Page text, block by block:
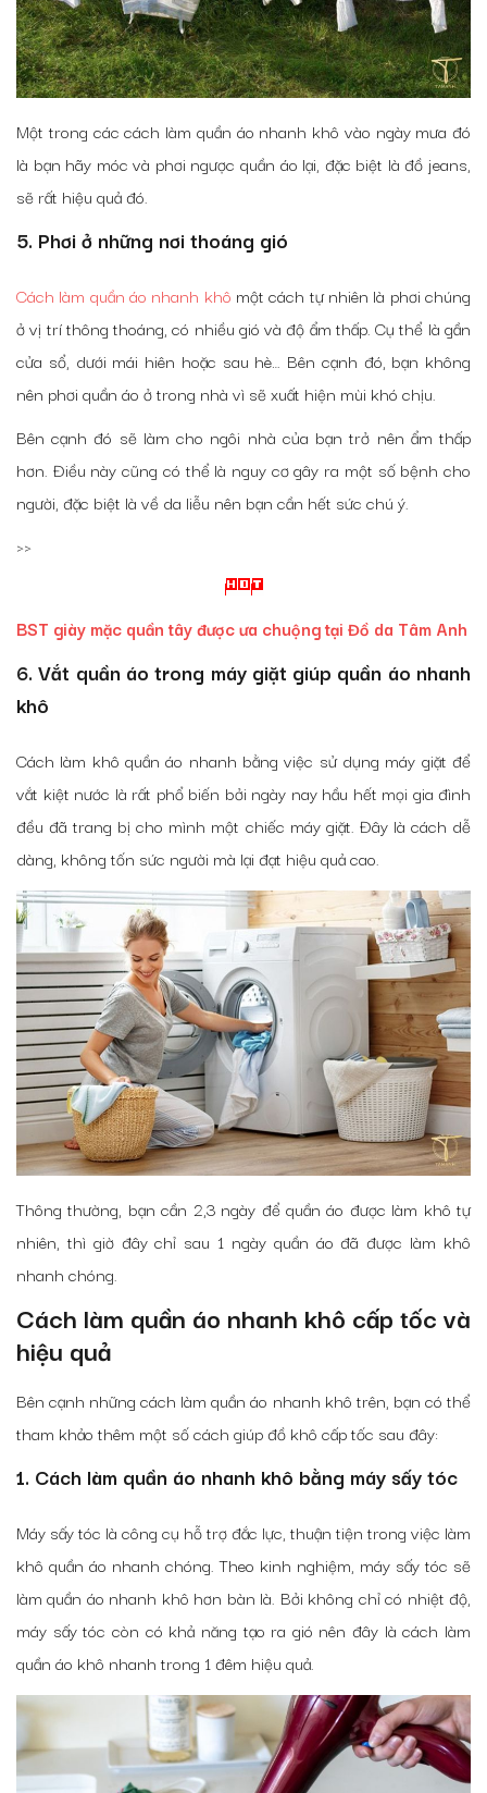
Một trong các cách làm quần áo nhanh khô vào ngày mưa đó
là bạn hãy móc và phơi ngược quần áo lại, đặc biệt là đồ jeans,
sẽ rất hiệu quả đó.
5. Phơi ở những nơi thoáng gió
Cách làm quần áo nhanh khô một cách tự nhiên là phơi chúng
ở vị trí thông thoáng, có nhiều gió và độ ẩm thấp. Cụ thể là gần
cửa sổ, dưới mái hiên hoặc sau hè… Bên cạnh đó, bạn không
nên phơi quần áo ở trong nhà vì sẽ xuất hiện mùi khó chịu.
Bên cạnh đó sẽ làm cho ngôi nhà của bạn trở nên ẩm thấp
hơn. Điều này cũng có thể là nguy cơ gây ra một số bệnh cho
người, đặc biệt là về da liễu nên bạn cần hết sức chú ý.
>>
BST giày mặc quần tây được ưa chuộng tại Đồ da Tâm Anh
6. Vắt quần áo trong máy giặt giúp quần áo nhanh
khô
Cách làm khô quần áo nhanh bằng việc sử dụng máy giặt để
vắt kiệt nước là rất phổ biến bởi ngày nay hầu hết mọi gia đình
đều đã trang bị cho mình một chiếc máy giặt. Đây là cách dễ
dàng, không tốn sức người mà lại đạt hiệu quả cao.
Thông thường, bạn cần 2,3 ngày để quần áo được làm khô tự
nhiên, thì giờ đây chỉ sau 1 ngày quần áo đã được làm khô
nhanh chóng.
Cách làm quần áo nhanh khô cấp tốc và
hiệu quả
Bên cạnh những cách làm quần áo nhanh khô trên, bạn có thể
tham khảo thêm một số cách giúp đồ khô cấp tốc sau đây:
1. Cách làm quần áo nhanh khô bằng máy sấy tóc
Máy sấy tóc là công cụ hỗ trợ đắc lực, thuận tiện trong việc làm
khô quần áo nhanh chóng. Theo kinh nghiệm, máy sấy tóc sẽ
làm quần áo nhanh khô hơn bàn là. Bởi không chỉ có nhiệt độ,
máy sấy tóc còn có khả năng tạo ra gió nên đây là cách làm
quần áo khô nhanh trong 1 đêm hiệu quả.